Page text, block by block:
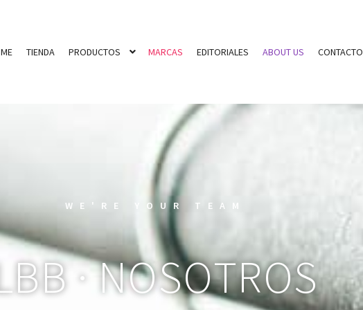
TIENDA PRODUCTOS MARCAS EDITORIALES ABOUT US CONTACTO
WE'RE YOUR TEAM
· NOSOTROS